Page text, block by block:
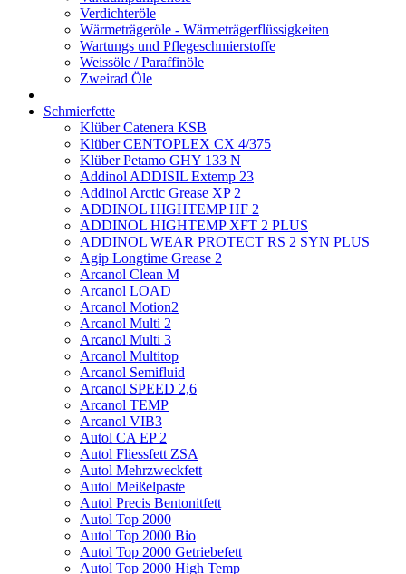
Verdichteröle
Wärmeträgeröle - Wärmeträgerflüssigkeiten
Wartungs und Pflegeschmierstoffe
Weissöle / Paraffinöle
Zweirad Öle
Schmierfette
Klüber Catenera KSB
Klüber CENTOPLEX CX 4/375
Klüber Petamo GHY 133 N
Addinol ADDISIL Extemp 23
Addinol Arctic Grease XP 2
ADDINOL HIGHTEMP HF 2
ADDINOL HIGHTEMP XFT 2 PLUS
ADDINOL WEAR PROTECT RS 2 SYN PLUS
Agip Longtime Grease 2
Arcanol Clean M
Arcanol LOAD
Arcanol Motion2
Arcanol Multi 2
Arcanol Multi 3
Arcanol Multitop
Arcanol Semifluid
Arcanol SPEED 2,6
Arcanol TEMP
Arcanol VIB3
Autol CA EP 2
Autol Fliessfett ZSA
Autol Mehrzweckfett
Autol Meißelpaste
Autol Precis Bentonitfett
Autol Top 2000
Autol Top 2000 Bio
Autol Top 2000 Getriebefett
Autol Top 2000 High Temp